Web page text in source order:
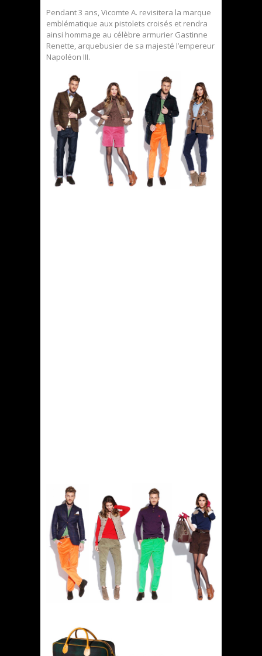
Pendant 3 ans, Vicomte A. revisitera la marque
emblématique aux pistolets croisés et rendra
ainsi hommage au célèbre armurier Gastinne
Renette, arquebusier de sa majesté l’empereur
Napoléon III.